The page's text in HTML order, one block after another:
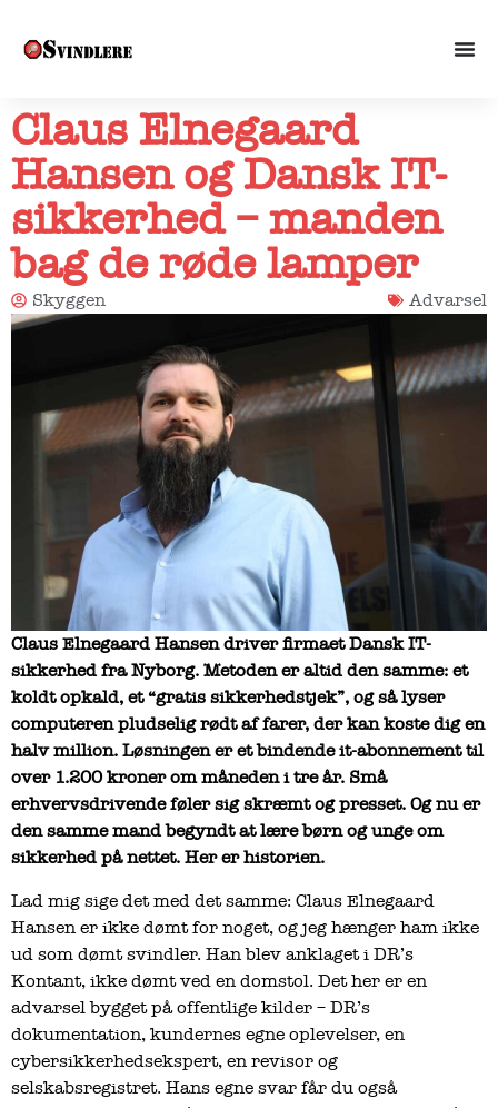
Claus Elnegaard
Hansen og Dansk IT-
sikkerhed – manden
bag de røde lamper
Skyggen Advarsel
Claus Elnegaard Hansen driver firmaet Dansk IT-
sikkerhed fra Nyborg. Metoden er altid den samme: et
koldt opkald, et “gratis sikkerhedstjek”, og så lyser
computeren pludselig rødt af farer, der kan koste dig en
halv million. Løsningen er et bindende it-abonnement til
over 1.200 kroner om måneden i tre år. Små
erhvervsdrivende føler sig skræmt og presset. Og nu er
den samme mand begyndt at lære børn og unge om
sikkerhed på nettet. Her er historien.
Lad mig sige det med det samme: Claus Elnegaard
Hansen er ikke dømt for noget, og jeg hænger ham ikke
ud som dømt svindler. Han blev anklaget i DR’s
Kontant, ikke dømt ved en domstol. Det her er en
advarsel bygget på offentlige kilder – DR’s
dokumentation, kundernes egne oplevelser, en
cybersikkerhedsekspert, en revisor og
selskabsregistret. Hans egne svar får du også